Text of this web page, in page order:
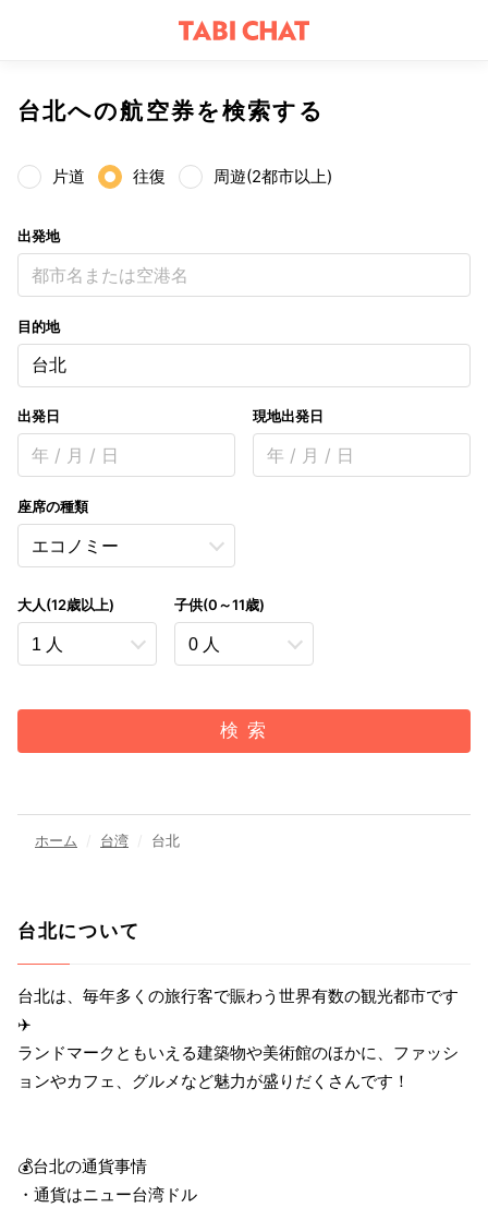
台北への航空券を検索する
片道 往復 周遊(2都市以上)
出発地
都市名または空港名
目的地
台北
出発日
年 / 月 / 日
現地出発日
年 / 月 / 日
座席の種類
大人(12歳以上) 子供(0～11歳)
検 索
ホーム 台湾 台北
台北について
台北は、毎年多くの旅行客で賑わう世界有数の観光都市です
✈️
ランドマークともいえる建築物や美術館のほかに、ファッシ
ョンやカフェ、グルメなど魅力が盛りだくさんです！
💰台北の通貨事情
・通貨はニュー台湾ドル